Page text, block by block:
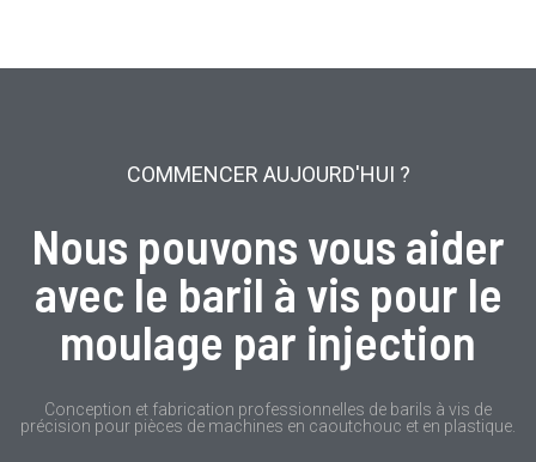
COMMENCER AUJOURD'HUI ?
Nous pouvons vous aider
avec le baril à vis pour le
moulage par injection
Conception et fabrication professionnelles de barils à vis de
précision pour pièces de machines en caoutchouc et en plastique.